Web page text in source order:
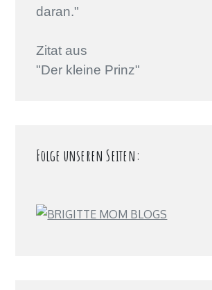
daran."
Zitat aus
"Der kleine Prinz"
Folge unseren Seiten: